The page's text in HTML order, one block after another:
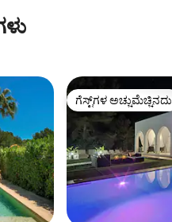
ಗೆಸ್ಟ್‌ಗಳ ಅಚ್ಚುಮೆಚ್ಚಿನದು
ಗೆಸ್ಟ್‌ಗಳ ಅಚ್ಚುಮೆಚ್ಚಿನದು